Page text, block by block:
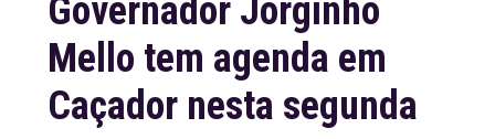
Governador Jorginho
Mello tem agenda em
Caçador nesta segunda